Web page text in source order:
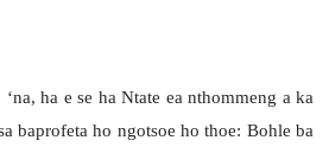
ha e se ha Ntate ea nthommeng a ka
baprofeta ho ngotsoe ho thoe: Bohle ba